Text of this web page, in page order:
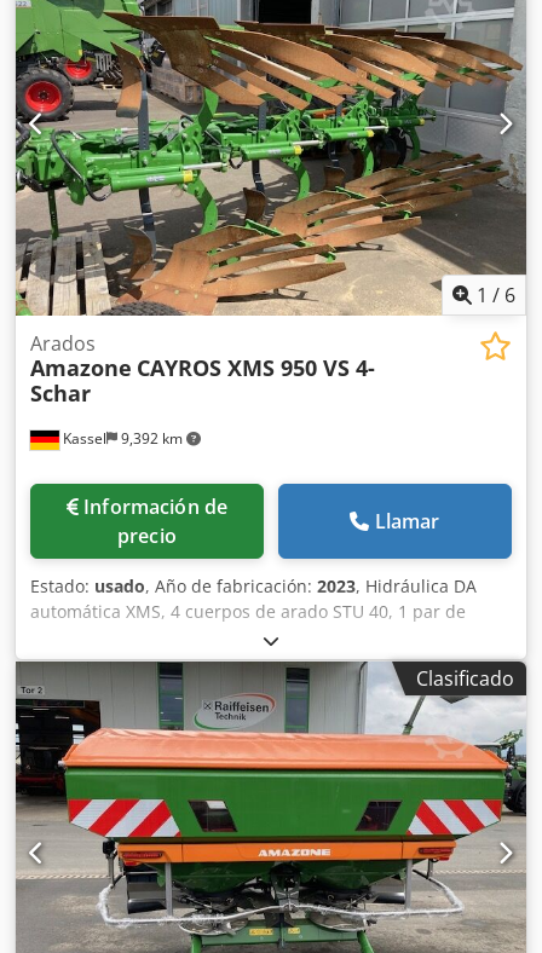
instalación para dispositivos base ZA, recogedor de
suciedad S / iluminación LED Chodst Dwh Repfx Aqvoa
1 / 6
Kassel 9,392 km
Arados
Amazone CAYROS XMS 950 VS 4-
Schar
Información de
precio
Llamar
Estado: usado, Año de fabricación: 2023, Hidráulica DA
automática XMS, 4 cuerpos de arado STU 40, 1 par de
cuchillas 4x 430 HD, 1 par de protectores de desgaste, 1
par de 4 rejas delanteras M0 RH65-85, cuchilla de disco
DM 500 para desbloqueo hidráulico de piedras reforzado,
rueda de soporte oscilante DM680. Csdpfotvf Rwex Aqvsha
Clasificado